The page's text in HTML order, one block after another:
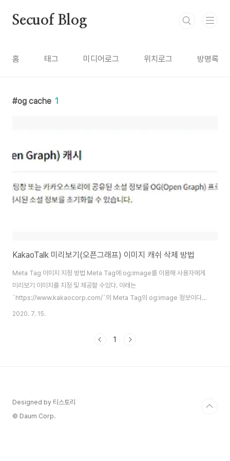
Secuof Blog
홈 태그 미디어로그 위치로그 방명록
og cache 1
KakaoTalk 미리보기(오픈그래프) 이미지 캐쉬 삭제 방법
Meta Tag 이미지 지정 방법 Meta Tag에 og:image를 이용해 사용자에게
미리보기 이미지를 지정 및 제공할 수있다. 아래는
`https://www.kakaocorp.com/`의 Meta Tag의 og:image 정보이다.
meta
property="og:image"/ KakaoTalk 미리보기(오픈그래프 OG) 이미지
2020. 7. 15.
1
Designed by 티스토리
© Daum Corp.